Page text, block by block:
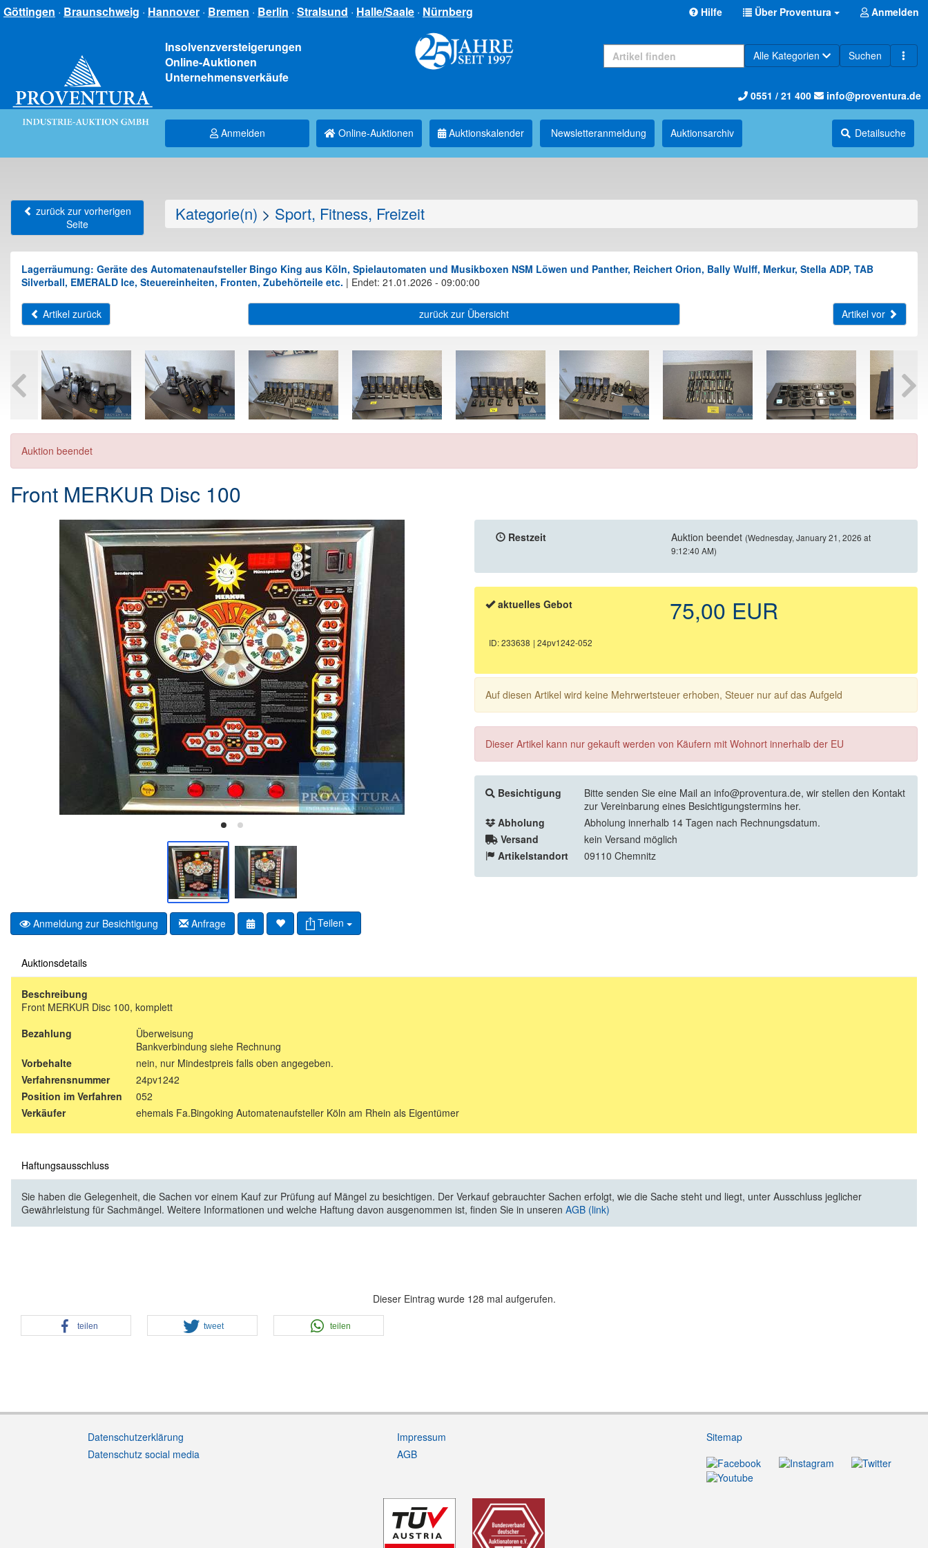
Göttingen · Braunschweig · Hannover · Bremen · Berlin · Stralsund · Halle/Saale · Nürnberg Hilfe Über Proventura Anmelden
Insolvenzversteigerungen
Online-Auktionen
Unternehmensverkäufe
Alle Kategorien Suchen
0551 / 21 400 info@proventura.de
Anmelden Online-Auktionen Auktionskalender Newsletter­anmeldung Auktions­archiv Detailsuche
zurück zur vorherigen
Seite
Kategorie(n) > Sport, Fitness, Freizeit
Lagerräumung: Geräte des Automatenaufsteller Bingo King aus Köln, Spielautomaten und Musikboxen NSM Löwen und Panther, Reichert Orion, Bally Wulff, Merkur, Stella ADP, TAB
Silverball, EMERALD Ice, Steuereinheiten, Fronten, Zubehörteile etc. | Endet: 21.01.2026 - 09:00:00
Artikel zurück zurück zur Übersicht Artikel vor
Auktion beendet
Front MERKUR Disc 100
Anmeldung zur Besichtigung Anfrage Teilen
Restzeit Auktion beendet (Wednesday, January 21, 2026 at
9:12:40 AM)
aktuelles Gebot 75,00 EUR
ID: 233638 | 24pv1242-052
Auf diesen Artikel wird keine Mehrwertsteuer erhoben, Steuer nur auf das Aufgeld
Dieser Artikel kann nur gekauft werden von Käufern mit Wohnort innerhalb der EU
Besichtigung
Bitte senden Sie eine Mail an info@proventura.de, wir stellen den Kontakt
zur Vereinbarung eines Besichtigungstermins her.
Abholung
Abholung innerhalb 14 Tagen nach Rechnungsdatum.
Versand
kein Versand möglich
Artikelstandort
09110 Chemnitz
Auktionsdetails
Beschreibung
Front MERKUR Disc 100, komplett
Bezahlung
Überweisung
Bankverbindung siehe Rechnung
Vorbehalte
nein, nur Mindestpreis falls oben angegeben.
Verfahrensnummer
24pv1242
Position im Verfahren
052
Verkäufer
ehemals Fa.Bingoking Automatenaufsteller Köln am Rhein als Eigentümer
Haftungsausschluss
Sie haben die Gelegenheit, die Sachen vor einem Kauf zur Prüfung auf Mängel zu besichtigen. Der Verkauf gebrauchter Sachen erfolgt, wie die Sache steht und liegt, unter Ausschluss jeglicher
Gewährleistung für Sachmängel. Weitere Informationen und welche Haftung davon ausgenommen ist, finden Sie in unseren AGB (link)
Dieser Eintrag wurde 128 mal aufgerufen.
teilen tweet teilen
Datenschutzerklärung
Datenschutz social media
Impressum
AGB
Sitemap